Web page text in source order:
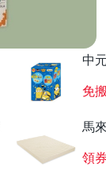
中
免
馬
領